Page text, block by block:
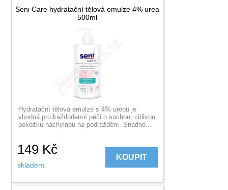
Seni Care hydratační tělová emulze 4% urea
500ml
Hydratační tělová emulze s 4% ureou je
vhodná pro každodenní péči o suchou, citlivou
pokožku náchylnou na podráždění. Snadno...
149 Kč
skladem
KOUPIT